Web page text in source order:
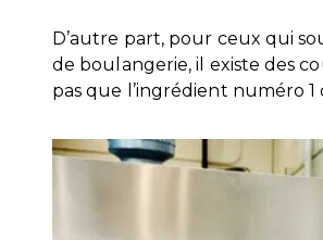
D’autre part, pour ceux qui
de boulangerie, il existe des
pas que l’ingrédient numéro 1